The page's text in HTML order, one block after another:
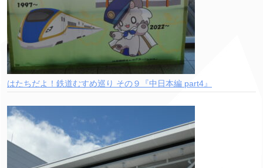
はたちだよ！鉄道むすめ巡り その９『中日本編 part4』